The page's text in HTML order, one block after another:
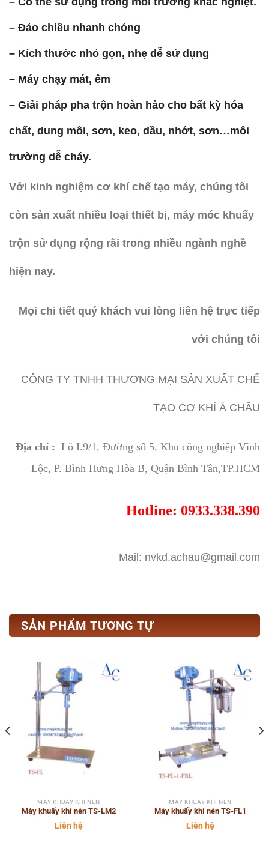
– Đảo chiều nhanh chóng
– Kích thước nhỏ gọn, nhẹ dễ sử dụng
– Máy chạy mát, êm
– Giải pháp pha trộn hoàn hảo cho bất kỳ hóa
chất, dung môi, sơn, keo, dầu, nhớt, sơn…môi
trường dễ cháy.
Với kinh nghiệm cơ khí chế tạo máy, chúng tôi
còn sản xuất nhiều loại thiết bị, máy móc khuấy
trộn sử dụng rộng rãi trong nhiều ngành nghề
hiện nay.
Mọi chi tiết quý khách vui lòng liên hệ trực tiếp
với chúng tôi
CÔNG TY TNHH THƯƠNG MẠI SẢN XUẤT CHẾ
TẠO CƠ KHÍ Á CHÂU
Địa chỉ : Lô I.9/1, Đường số 5, Khu công nghiệp Vĩnh
Lộc, P. Bình Hưng Hòa B, Quận Bình Tân,TP.HCM
Hotline: 0933.338.390
Mail: nvkd.achau@gmail.com
SẢN PHẨM TƯƠNG TỰ
MÁY KHUẤY KHÍ NÉN
Máy khuấy khí nén TS-LM2
Liên hệ
MÁY KHUẤY KHÍ NÉN
Máy khuấy khí nén TS-FL1
Liên hệ